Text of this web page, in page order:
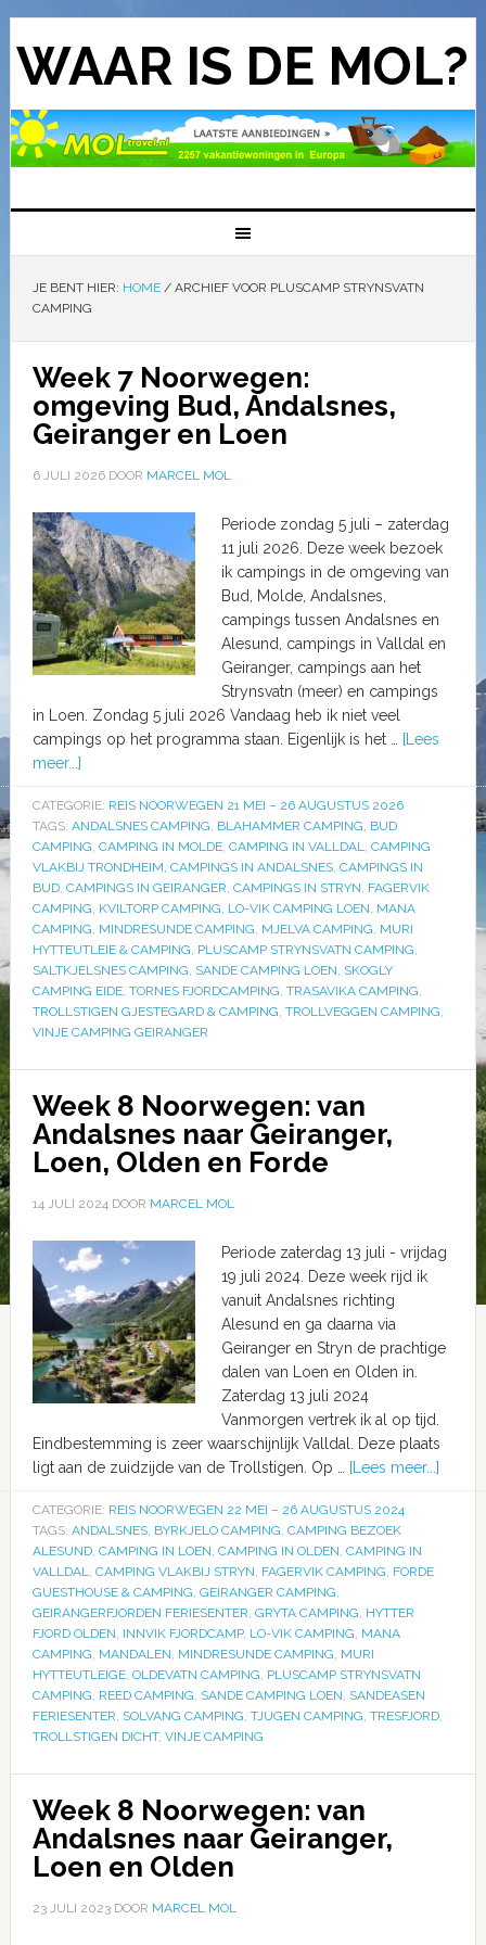
WAAR IS DE MOL?
JE BENT HIER: HOME /ARCHIEF VOOR PLUSCAMP STRYNSVATN
CAMPING
Week 7 Noorwegen:
omgeving Bud, Andalsnes,
Geiranger en Loen
6 JULI 2026DOOR MARCEL MOL
Periode zondag 5 juli – zaterdag
11 juli 2026. Deze week bezoek
ik campings in de omgeving van
Bud, Molde, Andalsnes,
campings tussen Andalsnes en
Alesund, campings in Valldal en
Geiranger, campings aan het
Strynsvatn (meer) en campings
in Loen. Zondag 5 juli 2026 Vandaag heb ik niet veel
campings op het programma staan. Eigenlijk is het …
[Lees
meer...]
CATEGORIE: REIS NOORWEGEN 21 MEI – 26 AUGUSTUS 2026
TAGS: ANDALSNES CAMPING, BLAHAMMER CAMPING, BUD
CAMPING, CAMPING IN MOLDE, CAMPING IN VALLDAL, CAMPING
VLAKBIJ TRONDHEIM, CAMPINGS IN ANDALSNES, CAMPINGS IN
BUD, CAMPINGS IN GEIRANGER, CAMPINGS IN STRYN, FAGERVIK
CAMPING, KVILTORP CAMPING, LO-VIK CAMPING LOEN, MANA
CAMPING, MINDRESUNDE CAMPING, MJELVA CAMPING, MURI
HYTTEUTLEIE & CAMPING, PLUSCAMP STRYNSVATN CAMPING,
SALTKJELSNES CAMPING, SANDE CAMPING LOEN, SKOGLY
CAMPING EIDE, TORNES FJORDCAMPING, TRASAVIKA CAMPING,
TROLLSTIGEN GJESTEGARD & CAMPING, TROLLVEGGEN CAMPING,
VINJE CAMPING GEIRANGER
Week 8 Noorwegen: van
Andalsnes naar Geiranger,
Loen, Olden en Forde
14 JULI 2024DOOR MARCEL MOL
Periode zaterdag 13 juli - vrijdag
19 juli 2024. Deze week rijd ik
vanuit Andalsnes richting
Alesund en ga daarna via
Geiranger en Stryn de prachtige
dalen van Loen en Olden in.
Zaterdag 13 juli 2024
Vanmorgen vertrek ik al op tijd.
Eindbestemming is zeer waarschijnlijk Valldal. Deze plaats
ligt aan de zuidzijde van de Trollstigen. Op …
[Lees meer...]
CATEGORIE: REIS NOORWEGEN 22 MEI – 26 AUGUSTUS 2024
TAGS: ANDALSNES, BYRKJELO CAMPING, CAMPING BEZOEK
ALESUND, CAMPING IN LOEN, CAMPING IN OLDEN, CAMPING IN
VALLDAL, CAMPING VLAKBIJ STRYN, FAGERVIK CAMPING, FORDE
GUESTHOUSE & CAMPING, GEIRANGER CAMPING,
GEIRANGERFJORDEN FERIESENTER, GRYTA CAMPING, HYTTER
FJORD OLDEN, INNVIK FJORDCAMP, LO-VIK CAMPING, MANA
CAMPING, MANDALEN, MINDRESUNDE CAMPING, MURI
HYTTEUTLEIGE, OLDEVATN CAMPING, PLUSCAMP STRYNSVATN
CAMPING, REED CAMPING, SANDE CAMPING LOEN, SANDEASEN
FERIESENTER, SOLVANG CAMPING, TJUGEN CAMPING, TRESFJORD,
TROLLSTIGEN DICHT, VINJE CAMPING
Week 8 Noorwegen: van
Andalsnes naar Geiranger,
Loen en Olden
23 JULI 2023DOOR MARCEL MOL